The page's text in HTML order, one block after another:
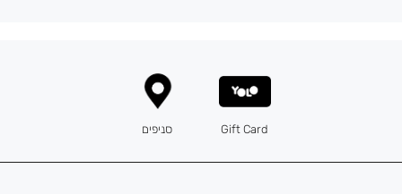
Gift Card סניפים